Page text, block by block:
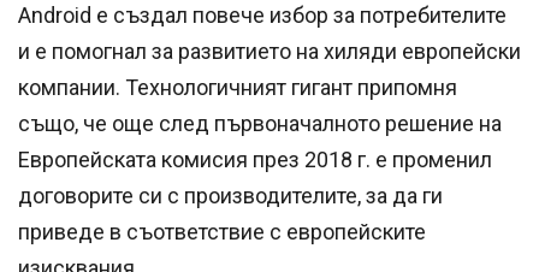
Android е създал повече избор за потребителите
и е помогнал за развитието на хиляди европейски
компании. Технологичният гигант припомня
също, че още след първоначалното решение на
Европейската комисия през 2018 г. е променил
договорите си с производителите, за да ги
приведе в съответствие с европейските